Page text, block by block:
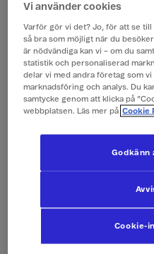
Lyssna på
Skicka sms
Skicka mms
Ta emot mms
Vi använder cookies
Varför gör vi det? Jo, för att se
så bra som möjligt när du
är nödvändiga kan vi – om du
statistik och personaliserad
delar vi med andra företag som
marknadsföring och analys. Du
samtycke genom att klicka på
webbplatsen. Läs mer på Cookie
Cookie-
Godkänn